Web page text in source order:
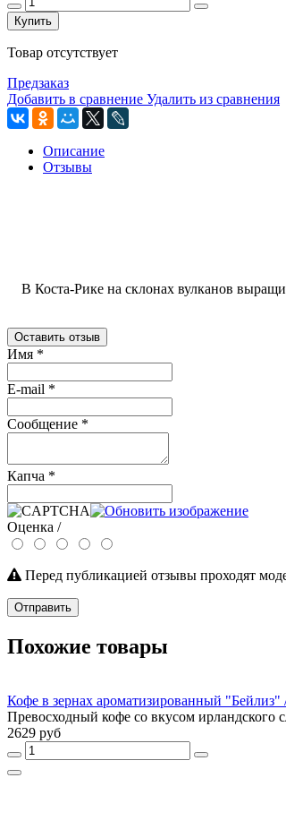
Купить
Товар отсутствует
Предзаказ
Добавить в сравнение Удалить из сравнения
Описание
Отзывы
В Коста-Рике на склонах вулканов
Оставить отзыв
Имя *
E-mail *
Сообщение *
Капча *
Оценка /
Перед публикацией отзывы проходят
Отправить
Похожие товары
Кофе в зернах ароматизированный "Бейлиз"
Превосходный кофе со вкусом ирландского
2629 руб